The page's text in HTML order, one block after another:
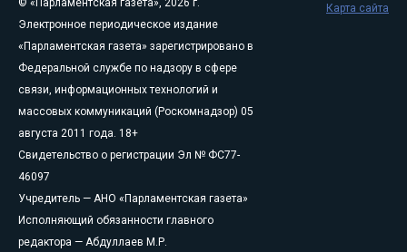
© «Парламентская газета», 2026 г.
Электронное периодическое издание
«Парламентская газета» зарегистрировано в
Федеральной службе по надзору в сфере
связи, информационных технологий и
массовых коммуникаций (Роскомнадзор) 05
августа 2011 года. 18+
Свидетельство о регистрации Эл № ФС77-
46097
Учредитель — АНО «Парламентская газета»
Исполняющий обязанности главного
редактора — Абдуллаев М.Р.
Карта сайта